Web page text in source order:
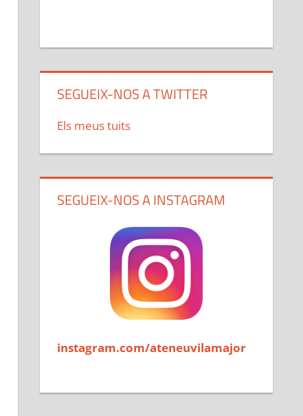
SEGUEIX-NOS A TWITTER
Els meus tuits
SEGUEIX-NOS A INSTAGRAM
instagram.com/ateneuvilamajor